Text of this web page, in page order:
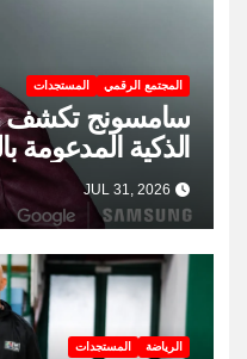
المجتمع الرقمي المستجدات
الذكية المدعومة
JUL 31, 2026
الرياضة المستجدات